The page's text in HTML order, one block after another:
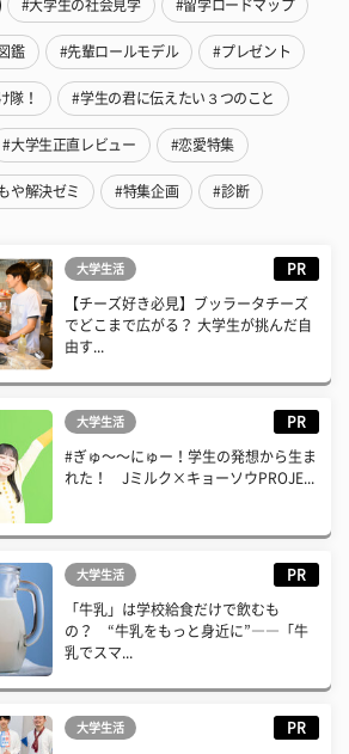
#大学生の社会見学 #留学ロードマップ
鑑 #先輩ロールモデル #プレゼント
隊！ #学生の君に伝えたい３つのこと
#大学生正直レビュー #恋愛特集
や解決ゼミ #特集企画 #診断
大学生活 PR
【チーズ好き必見】ブッラータチーズ
でどこまで広がる？ 大学生が挑んだ自
由す...
大学生活 PR
#ぎゅ〜〜にゅー！学生の発想から生ま
れた！ Jミルク×キョーソウPROJE...
大学生活 PR
「牛乳」は学校給食だけで飲むも
の？ “牛乳をもっと身近に”――「牛
乳でスマ...
大学生活 PR